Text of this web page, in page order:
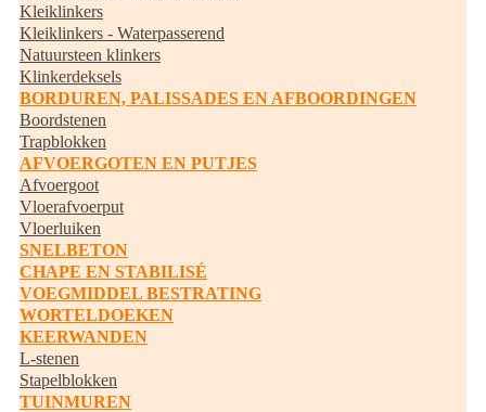
Kleiklinkers
Kleiklinkers - Waterpasserend
Natuursteen klinkers
Klinkerdeksels
BORDUREN, PALISSADES EN AFBOORDINGEN
Boordstenen
Trapblokken
AFVOERGOTEN EN PUTJES
Afvoergoot
Vloerafvoerput
Vloerluiken
SNELBETON
CHAPE EN STABILISÉ
VOEGMIDDEL BESTRATING
WORTELDOEKEN
KEERWANDEN
L-stenen
Stapelblokken
TUINMUREN